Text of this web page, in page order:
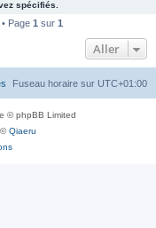
c
e
spécifiés.
Page 1 sur 1
Aller
Fuseau horaire sur UTC+01:00
© phpBB Limited
©Qiaeru